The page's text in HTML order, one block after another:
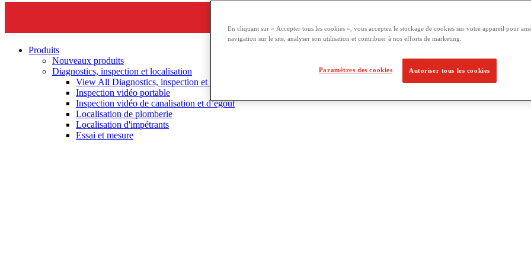
Produits
Nouveaux produits
Diagnostics, inspection et localisation
View All Diagnostics, inspection et localisation
Inspection vidéo portable
Inspection vidéo de canalisation et d’égout
Localisation de plomberie
Localisation d'impétrants
Essai et mesure
En cliquant sur « Accepter tous les cookies », vous acceptez le stockage de cookies sur votre appareil pour
navigation sur le site, analyser son utilisation et contribuer à nos efforts de marketing.
Paramètres des cookies Autoriser tous les cookies